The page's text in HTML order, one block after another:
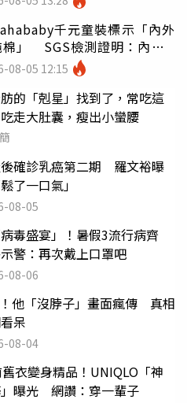
千元童裝標示「內外
棉」 SGS檢測證明：內裡
酯纖維
08-05 12:15
的「剋星」找到了，常吃這
走大肚囊，瘦出小蠻腰
確診乳癌第二期 羅文裕曝
了一口氣」
08-05
毒盛宴」！暑假3流行病齊
警：再次戴上口罩吧
08-06
他「沒脖子」畫面瘋傳 真相
呆
08-04
衣變身精品！UNIQLO「神
曝光 網讚：穿一輩子